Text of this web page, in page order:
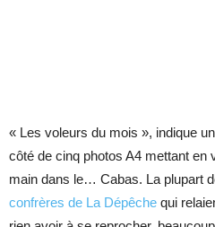
« Les voleurs du mois », indique
côté de cinq photos A4 mettant en
main dans le… Cabas. La plupart
confrères de La Dépêche qui